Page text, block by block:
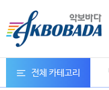
전체 카테고리